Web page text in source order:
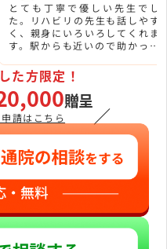
とても丁寧で優しい先生でし
た。リハビリの先生も話しやす
く、親身にいろいろしてくれま
す。駅からも近いので助かって
た方限定！
贈呈
請はこちら ／